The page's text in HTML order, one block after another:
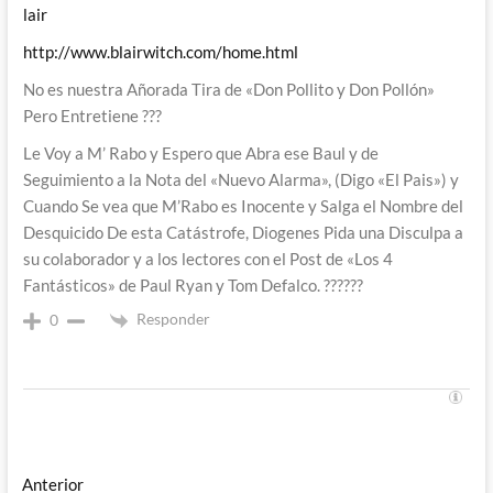
lair
http://www.blairwitch.com/home.html
No es nuestra Añorada Tira de «Don Pollito y Don Pollón»
Pero Entretiene ???
Le Voy a M’ Rabo y Espero que Abra ese Baul y de
Seguimiento a la Nota del «Nuevo Alarma», (Digo «El Pais») y
Cuando Se vea que M’Rabo es Inocente y Salga el Nombre del
Desquicido De esta Catástrofe, Diogenes Pida una Disculpa a
su colaborador y a los lectores con el Post de «Los 4
Fantásticos» de Paul Ryan y Tom Defalco. ??????
0 Responder
AnteriorEntrada